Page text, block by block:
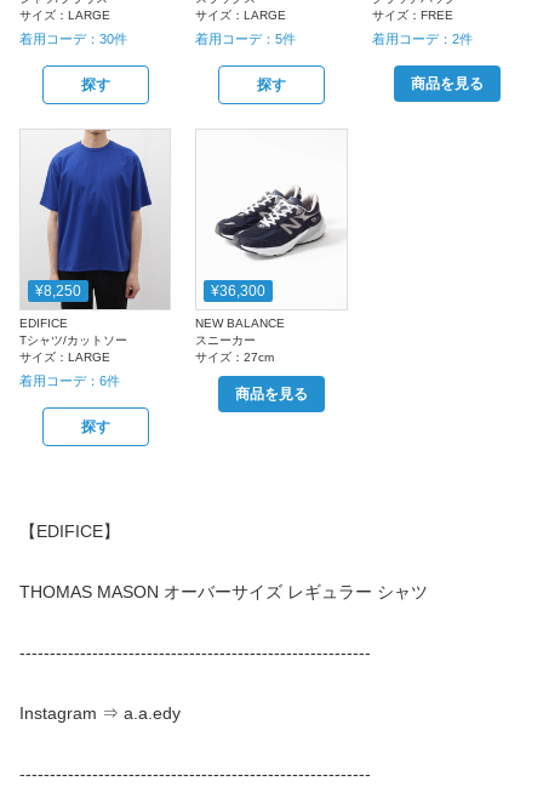
サイズ： LARGE
着用コーデ： 30件
探す
サイズ：LARGE
着用コーデ：5件
探す
サイズ： FREE
着用コーデ： 2件
商品を見る
¥8,250
EDIFICE
Tシャツ/カットソー
サイズ： LARGE
着用コーデ： 6件
探す
¥36,300
NEW BALANCE
スニーカー
サイズ：27cm
商品を見る
【EDIFICE】
THOMAS MASON オーバーサイズ レギュラー シャツ
----------------------------------------------------------
Instagram ⇒ a.a.edy
----------------------------------------------------------